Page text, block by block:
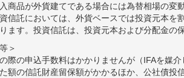
商品が外貨建てである場合には為替相場の
信託においては、外貨ベースでは投資元本
ます。投資信託は、投資元本および分配金の
＞
際の申込手数料はかかりませんが（IFAを媒
額の信託財産留保額がかかるほか、公社債